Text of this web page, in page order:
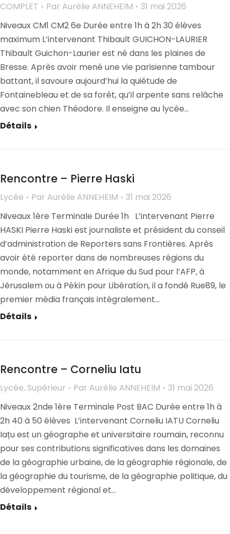
COMPLET Par Aurélie ANNEHEIM
31 mai 2026
Niveaux CM1 CM2 6e Durée entre 1h à 2h 30 élèves
maximum L’intervenant Thibault GUICHON-LAURIER
Thibault Guichon-Laurier est né dans les plaines de
Bresse. Après avoir mené une vie parisienne tambour
battant, il savoure aujourd’hui la quiétude de
Fontainebleau et de sa forêt, qu’il arpente sans relâche
avec son chien Théodore. Il enseigne au lycée…
Détails
Rencontre – Pierre Haski
Lycée Par Aurélie ANNEHEIM
31 mai 2026
Niveaux 1ère Terminale Durée 1h L’intervenant Pierre
HASKI Pierre Haski est journaliste et président du conseil
d’administration de Reporters sans Frontières. Après
avoir été reporter dans de nombreuses régions du
monde, notamment en Afrique du Sud pour l’AFP, à
Jérusalem ou à Pékin pour Libération, il a fondé Rue89, le
premier média français intégralement…
Détails
Rencontre – Corneliu Iatu
Lycée, Supérieur Par Aurélie ANNEHEIM
31 mai 2026
Niveaux 2nde 1ère Terminale Post BAC Durée entre 1h à
2h 40 à 50 élèves L’intervenant Corneliu IATU Corneliu
Iațu est un géographe et universitaire roumain, reconnu
pour ses contributions significatives dans les domaines
de la géographie urbaine, de la géographie régionale, de
la géographie du tourisme, de la géographie politique, du
développement régional et…
Détails